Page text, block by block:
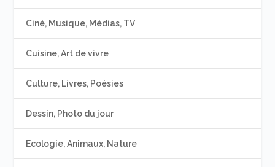
Ciné, Musique, Médias, TV
Cuisine, Art de vivre
Culture, Livres, Poésies
Dessin, Photo du jour
Ecologie, Animaux, Nature